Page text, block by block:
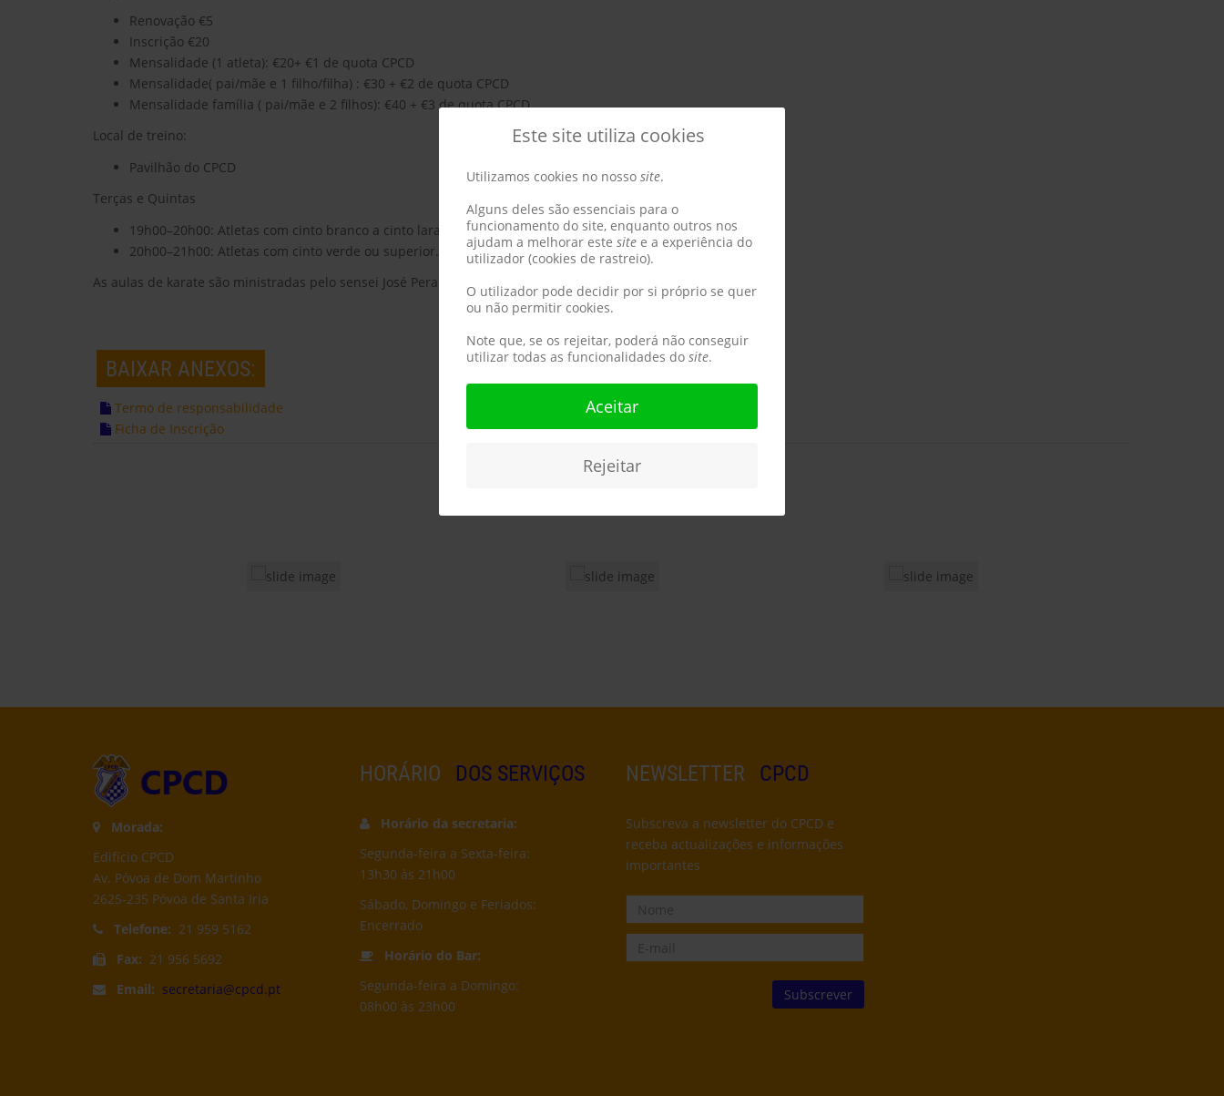
Renovação €5
Inscrição €20
Mensalidade (1 atleta): €20+ €1 de quota CPCD
Mensalidade( pai/mãe e 1 filho/filha) : €30 + €2 de quota CPCD
Mensalidade família ( pai/mãe e 2 filhos): €40 + €3 de quota CPCD
Local de treino:
Pavilhão do CPCD
Terças e Quintas
19h00–20h00: Atletas com cinto branco a cinto laranja.
20h00–21h00: Atletas com cinto verde ou superior.
As aulas de karate são ministradas pelo sensei José Peralta, treinador no CPCD desde 1999.
BAIXAR ANEXOS:
Termo de responsabilidade
Ficha de Inscrição
Morada:
Edifício CPCD
Av. Póvoa de Dom Martinho
2625-235 Póvoa de Santa Iria
Telefone: 21 959 5162
Fax: 21 956 5692
Email: secretaria@cpcd.pt
HORÁRIO DOS SERVIÇOS
Horário da secretaria:
Segunda-feira a Sexta-feira:
13h30 às 21h00
Sábado, Domingo e Feriados:
Encerrado
Horário do Bar:
Segunda-feira a Domingo:
08h00 às 23h00
NEWSLETTER CPCD
Subscreva a newsletter do CPCD e
receba actualizações e informações
importantes
Este site utiliza cookies
Utilizamos cookies no nosso site.
Alguns deles são essenciais para o
funcionamento do site, enquanto outros nos
ajudam a melhorar este site e a experiência do
utilizador (cookies de rastreio).
O utilizador pode decidir por si próprio se quer
ou não permitir cookies.
Note que, se os rejeitar, poderá não conseguir
utilizar todas as funcionalidades do site.
Aceitar
Rejeitar